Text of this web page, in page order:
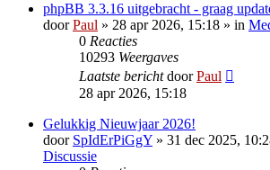
phpBB 3.3.16 uitgebracht - graag
doorPaul » 28 apr 2026, 15:18 » in
0 Reacties
10293 Weergaves
Laatste berichtdoorPaul
28 apr 2026, 15:18
Gelukkig Nieuwjaar 2026!
door SpIdErPiGgY » 31 dec 2025,
Discussie